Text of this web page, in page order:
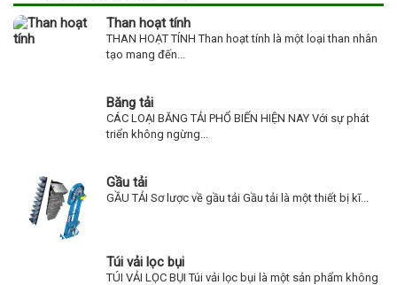
Than hoạt tính
THAN HOẠT TÍNH Than hoạt tính là một loại than nhân
tạo mang đến...
Băng tải
CÁC LOẠI BĂNG TẢI PHỔ BIẾN HIỆN NAY Với sự phát
triển không ngừng...
Gầu tải
GẦU TẢI Sơ lược về gầu tải Gầu tải là một thiết bị kĩ...
Túi vải lọc bụi
TÚI VẢI LỌC BỤI Túi vải lọc bụi là một sản phẩm không